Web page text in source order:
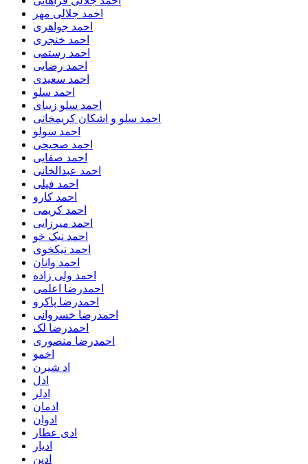
احمد جلالی مهر
احمد جواهری
احمد خنجری
احمد رستمی
احمد رضایی
احمد سعیدی
احمد سلو
احمد سلو زیبای
احمد سلو و اشکان کریمخانی
احمد سولو
احمد صحیحی
احمد صفایی
احمد عبدالخانی
احمد فیلی
احمد کارو
احمد کریمی
احمد میرزایی
احمد نیک خو
احمد نیکخوی
احمد وانان
احمد ولی زاده
احمدرضا اعلمی
احمدرضا پاکرو
احمدرضا خسروانی
احمدرضا لک
احمدرضا منصوری
اخمو
اد شیرن
ادل
ادلر
ادمان
ادوان
ادی عطار
ادیار
ادین